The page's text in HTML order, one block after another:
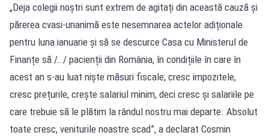
„Deja colegii noștri sunt extrem de agitați din această cauză și
părerea cvasi-unanimă este nesemnarea actelor adiționale
pentru luna ianuarie și să se descurce Casa cu Ministerul de
Finanțe să /…/ pacienții din România, în condițiile în care în
acest an s-au luat niște măsuri fiscale; cresc impozitele,
cresc prețurile, crește salariul minim, deci cresc și salariile pe
care trebuie să le plătim la rândul nostru mai departe. Absolut
toate cresc, veniturile noastre scad”, a declarat Cosmin